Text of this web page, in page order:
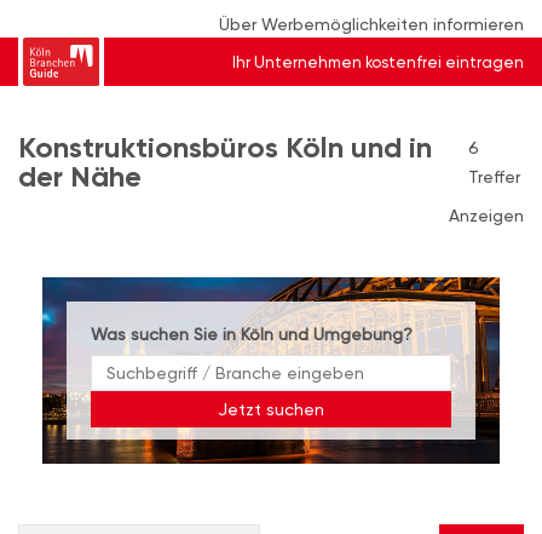
Über Werbemöglichkeiten informieren
Ihr Unternehmen kostenfrei eintragen
Konstruktionsbüros Köln und in
der Nähe
6
Treffer
Anzeigen
Was suchen Sie in Köln und Umgebung?
Jetzt suchen